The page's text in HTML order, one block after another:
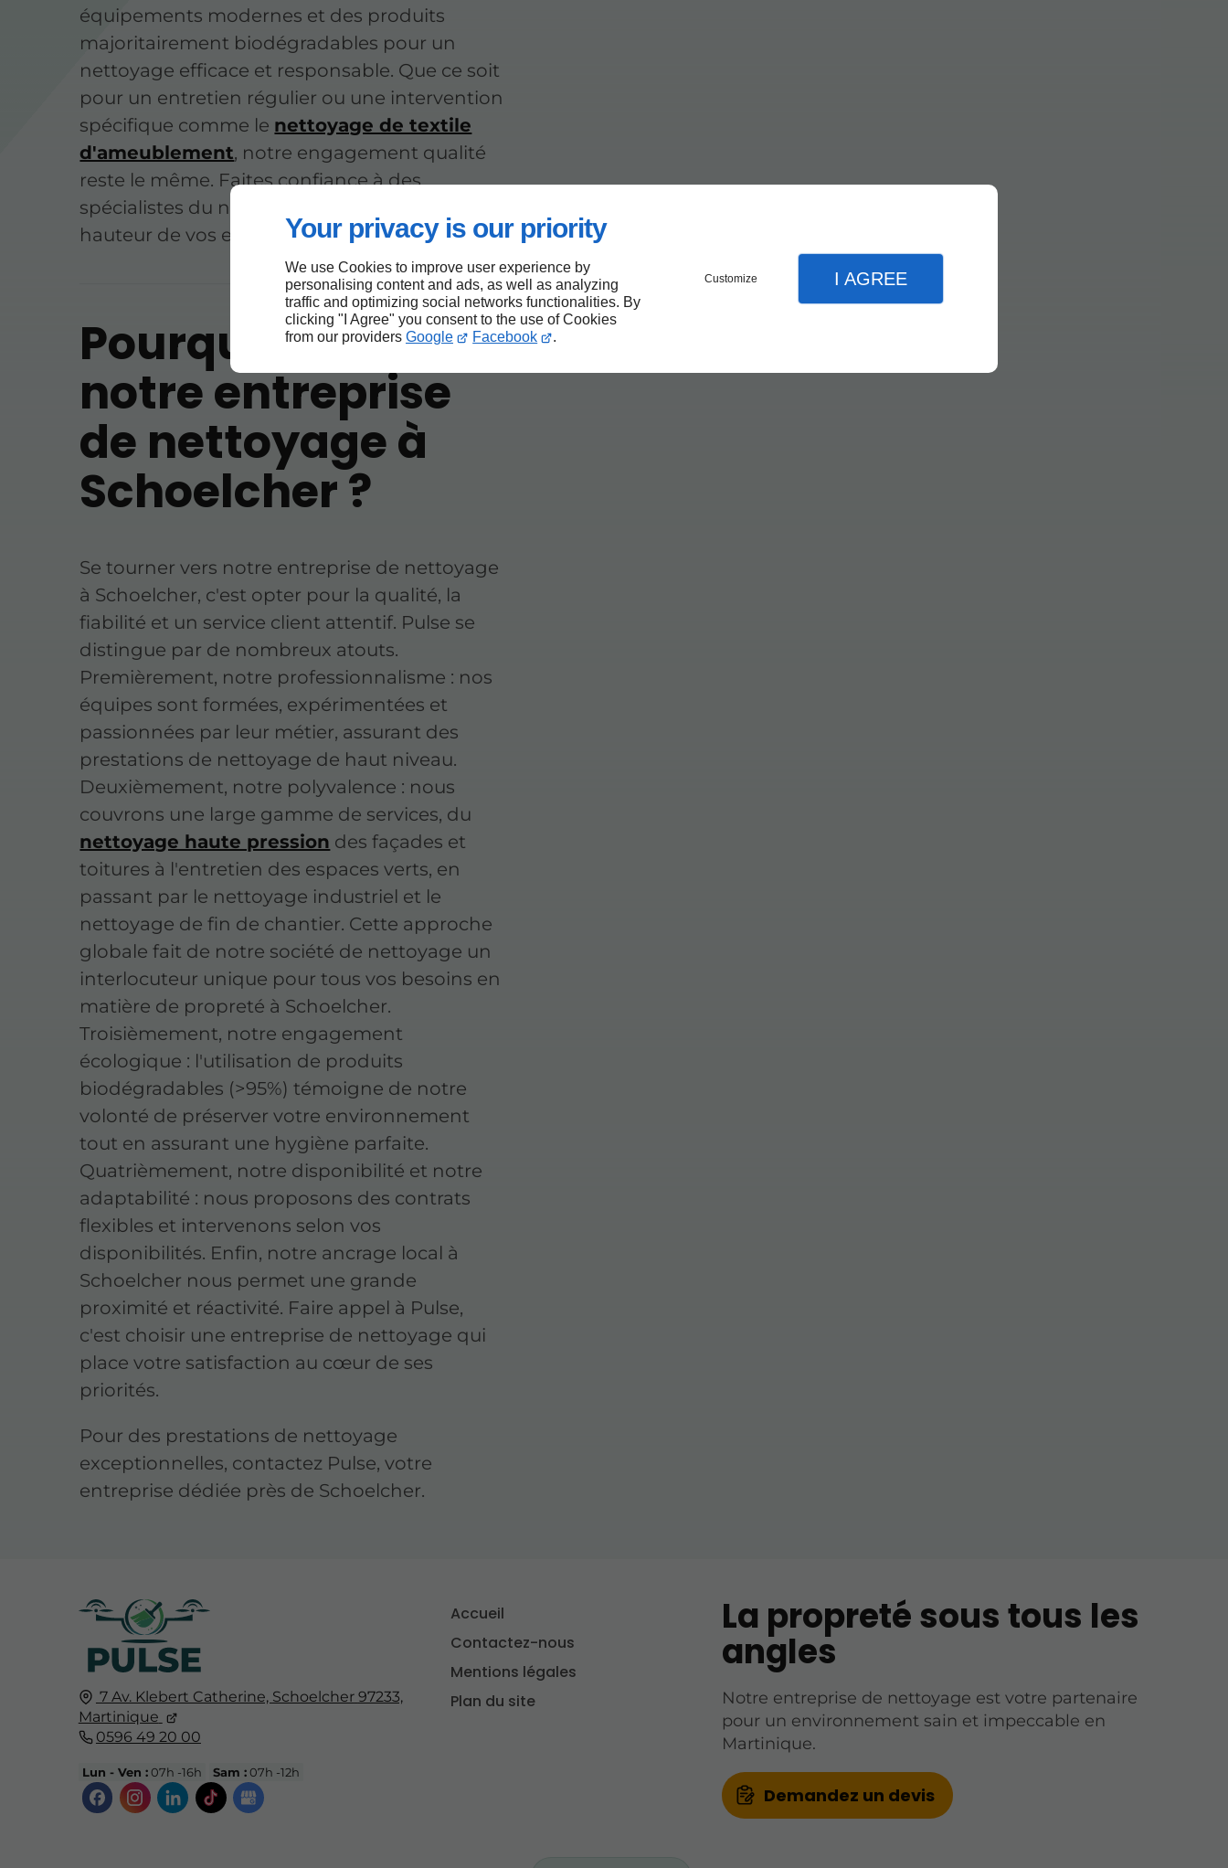
Your privacy is our priority
We use Cookies to improve user experience by
personalising content and ads, as well as analyzing
traffic and optimizing social networks functionalities. By
clicking "I Agree" you consent to the use of Cookies
from our providers Google Facebook .
Customize I AGREE
équipements modernes et des produits
majoritairement biodégradables pour un
nettoyage efficace et responsable. Que ce soit
pour un entretien régulier ou une intervention
spécifique comme le nettoyage de textile
d'ameublement, notre engagement qualité
reste le même. Faites confiance à des
spécialistes du nettoyage pour un résultat à la
hauteur de vos exigences.
Pourquoi choisir
notre entreprise
de nettoyage à
Schoelcher ?
Se tourner vers notre entreprise de nettoyage
à Schoelcher, c'est opter pour la qualité, la
fiabilité et un service client attentif. Pulse se
distingue par de nombreux atouts.
Premièrement, notre professionnalisme : nos
équipes sont formées, expérimentées et
passionnées par leur métier, assurant des
prestations de nettoyage de haut niveau.
Deuxièmement, notre polyvalence : nous
couvrons une large gamme de services, du
nettoyage haute pression des façades et
toitures à l'entretien des espaces verts, en
passant par le nettoyage industriel et le
nettoyage de fin de chantier. Cette approche
globale fait de notre société de nettoyage un
interlocuteur unique pour tous vos besoins en
matière de propreté à Schoelcher.
Troisièmement, notre engagement
écologique : l'utilisation de produits
biodégradables (>95%) témoigne de notre
volonté de préserver votre environnement
tout en assurant une hygiène parfaite.
Quatrièmement, notre disponibilité et notre
adaptabilité : nous proposons des contrats
flexibles et intervenons selon vos
disponibilités. Enfin, notre ancrage local à
Schoelcher nous permet une grande
proximité et réactivité. Faire appel à Pulse,
c'est choisir une entreprise de nettoyage qui
place votre satisfaction au cœur de ses
priorités.
Pour des prestations de nettoyage
exceptionnelles, contactez Pulse, votre
entreprise dédiée près de Schoelcher.
7 Av. Klebert Catherine, Schoelcher 97233,
Martinique
0596 49 20 00
Lun - Ven :07h -16h Sam :07h -12h
Accueil
Contactez-nous
Mentions légales
Plan du site
La propreté sous tous les
angles
Notre entreprise de nettoyage est votre partenaire
pour un environnement sain et impeccable en
Martinique.
Demandez un devis